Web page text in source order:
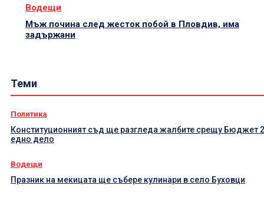
Водещи
Мъж почина след жесток побой в Пловдив, има
задържани
Теми
Политика
Конституционният съд ще разгледа жалбите срещу Бюджет
едно дело
Водещи
Празник на мекицата ще събере кулинари в село Буховци